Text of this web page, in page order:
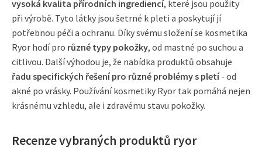
vysoká kvalita přírodních ingrediencí, které jsou použity
při výrobě. Tyto látky jsou šetrné k pleti a poskytují jí
potřebnou péči a ochranu. Díky svému složení se kosmetika
Ryor hodí pro různé typy pokožky, od mastné po suchou a
citlivou. Další výhodou je, že nabídka produktů obsahuje
řadu specifických řešení pro různé problémy s pletí- od
akné po vrásky. Používání kosmetiky Ryor tak pomáhá nejen
krásnému vzhledu, ale i zdravému stavu pokožky.
Recenze vybraných produktů ryor